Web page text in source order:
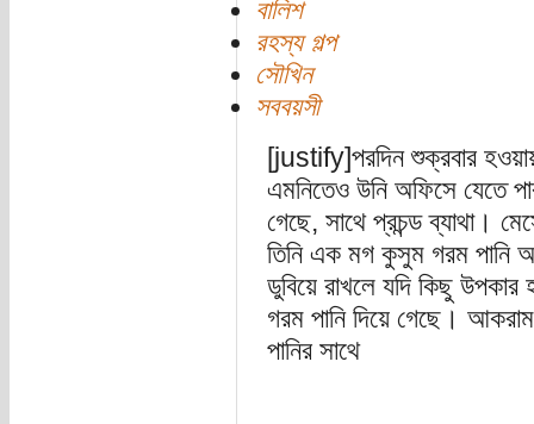
বালিশ
রহস্য গল্প
সৌখিন
সববয়সী
[justify]পরদিন শুক্রবার
এমনিতেও উনি অফিসে যেতে
গেছে, সাথে প্রচন্ড ব্যাথা।
তিনি এক মগ কুসুম গরম পানি
ডুবিয়ে রাখলে যদি কিছু উপকার
গরম পানি দিয়ে গেছে। আকরাম
পানির সাথে